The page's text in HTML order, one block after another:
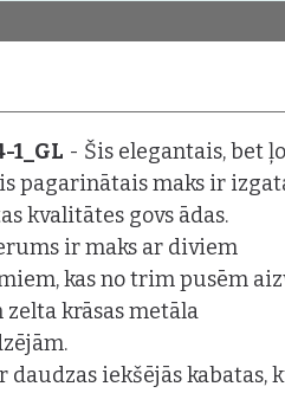
1_GL - Šis elegantais, bet
pagarinātais maks ir
kvalitātes govs ādas.
ir maks ar diviem
kas no trim pusēm
zelta krāsas metāla
daudzas iekšējās kabatas,